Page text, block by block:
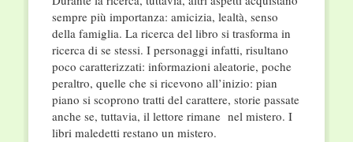
sempre più importanza: amicizia, lealtà, senso
della famiglia. La ricerca del libro si trasforma in
ricerca di se stessi. I personaggi infatti, risultano
poco caratterizzati: informazioni aleatorie, poche
peraltro, quelle che si ricevono all’inizio: pian
piano si scoprono tratti del carattere, storie passate
anche se, tuttavia, il lettore rimane nel mistero. I
libri maledetti restano un mistero.